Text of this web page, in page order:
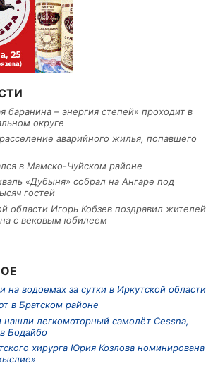
баранина – энергия степей» проходит в
округе
аварийного жилья, попавшего
в Мамско-Чуйском районе
«Дубыня» собрал на Ангаре под
гостей
области Игорь Кобзев поздравил жителей
с вековым юбилеем
на водоемах за сутки в Иркутской области
в Братском районе
нашли легкомоторный самолёт Cessna,
Бодайбо
хирурга Юрия Козлова номинирована